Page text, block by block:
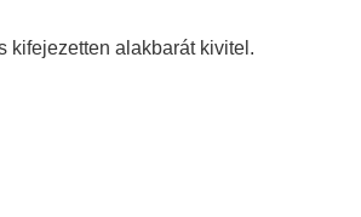
kifejezetten alakbarát kivitel.